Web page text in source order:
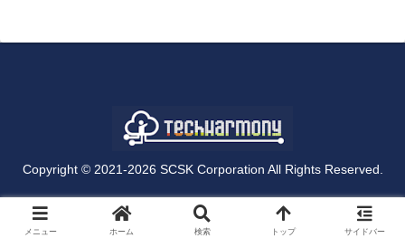
Copyright © 2021-2026 SCSK Corporation All Rights Reserved.
メニュー ホーム 検索 トップ サイドバー